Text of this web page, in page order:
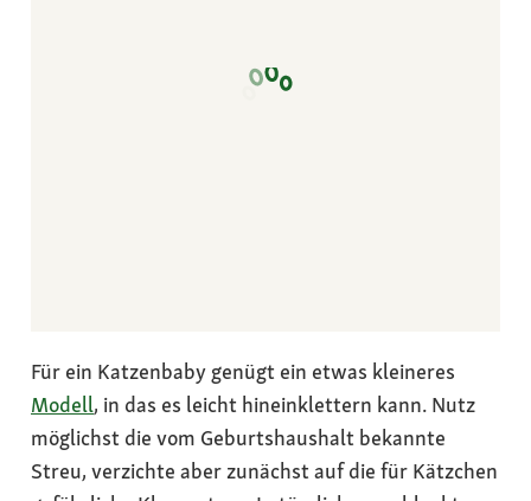
Für ein Katzenbaby genügt ein etwas kleineres
Modell, in das es leicht hineinklettern kann. Nutz
möglichst die vom Geburtshaushalt bekannte
Streu, verzichte aber zunächst auf die für Kätzchen